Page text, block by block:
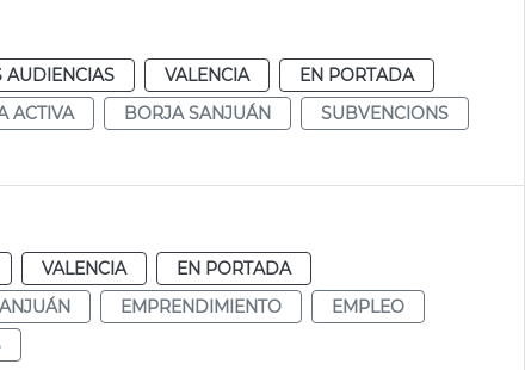
AUDIENCIAS VALENCIA
EN PORTADA
ACTIVA BORJA SANJUÁN
SUBVENCIONS
VALENCIA
EN PORTADA
EMPRENDIMIENTO
EMPLEO